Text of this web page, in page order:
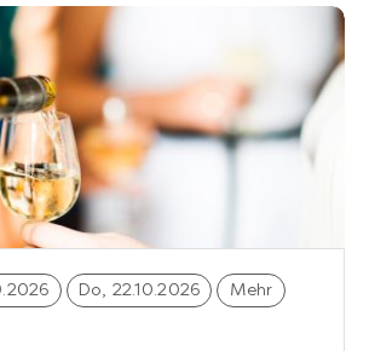
Do, 22.10.2026 Mehr